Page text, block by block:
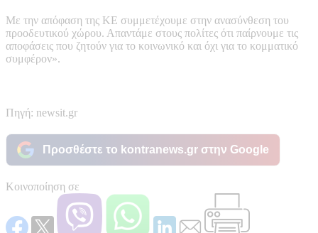
Με την απόφαση της ΚΕ συμμετέχουμε στην ανασύνθεση του
προοδευτικού χώρου. Απαντάμε στους πολίτες ότι παίρνουμε τις
αποφάσεις που ζητούν για το κοινωνικό και όχι για το κομματικό
συμφέρον».
Πηγή: newsit.gr
Προσθέστε το kontranews.gr στην Google
Κοινοποίηση σε